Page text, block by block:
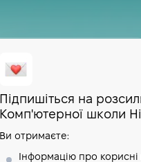
Підпишіться на
Комп'ютерної школи
Ви отримаєте:
Інформацію про корисні